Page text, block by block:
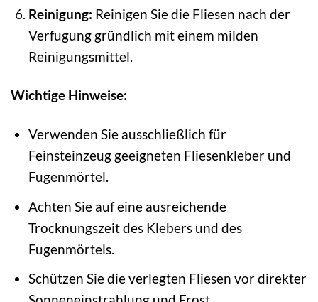
Reinigung: Reinigen Sie die Fliesen nach der
Verfugung gründlich mit einem milden
Reinigungsmittel.
Wichtige Hinweise:
Verwenden Sie ausschließlich für
Feinsteinzeug geeigneten Fliesenkleber und
Fugenmörtel.
Achten Sie auf eine ausreichende
Trocknungszeit des Klebers und des
Fugenmörtels.
Schützen Sie die verlegten Fliesen vor direkter